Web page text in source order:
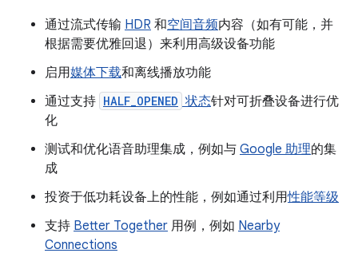
通过流式传输 HDR 和空间音频内容（如有可能，并
根据需要优雅回退）来利用高级设备功能
启用媒体下载和离线播放功能
通过支持 HALF_OPENED 状态针对可折叠设备进行优
化
测试和优化语音助理集成，例如与 Google 助理的集
成
投资于低功耗设备上的性能，例如通过利用性能等级
支持 Better Together 用例，例如 Nearby
Connections